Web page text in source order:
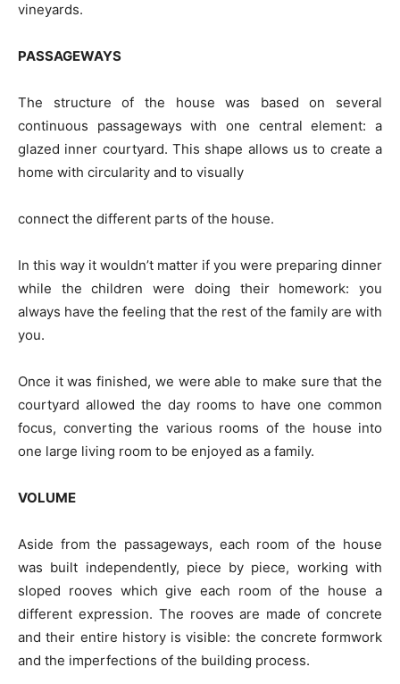
vineyards.
PASSAGEWAYS
The structure of the house was based on several
continuous passageways with one central element: a
glazed inner courtyard. This shape allows us to create a
home with circularity and to visually
connect the different parts of the house.
In this way it wouldn’t matter if you were preparing dinner
while the children were doing their homework: you
always have the feeling that the rest of the family are with
you.
Once it was finished, we were able to make sure that the
courtyard allowed the day rooms to have one common
focus, converting the various rooms of the house into
one large living room to be enjoyed as a family.
VOLUME
Aside from the passageways, each room of the house
was built independently, piece by piece, working with
sloped rooves which give each room of the house a
different expression. The rooves are made of concrete
and their entire history is visible: the concrete formwork
and the imperfections of the building process.